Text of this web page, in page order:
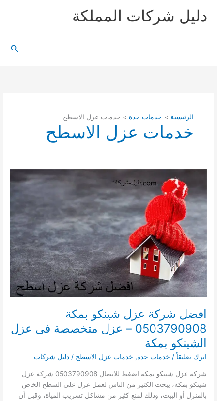
دليل شركات المملكة
الرئيسية خدمات جدة خدمات عزل الاسطح
خدمات عزل الاسطح
افضل شركة عزل شينكو بمكة
0503790908 – عزل متخصصة فى عزل
الشينكو بمكة
اترك تعليقاً / خدمات جدة, خدمات عزل الاسطح /دليل شركات
شركة عزل شينكو بمكة اضغط للاتصال 0503790908 شركة عزل
شينكو بمكة، يبحث الكثير من الناس لعمل عزل على السطح الخاص
بالمنزل أو البيت، وذلك لمنع كثير من مشاكل تسريب المياة، وقبل أن